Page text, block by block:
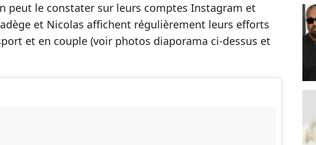
peut le constater sur leurs comptes Instagram et
et Nicolas affichent régulièrement leurs efforts
et en couple (voir photos diaporama ci-dessus et